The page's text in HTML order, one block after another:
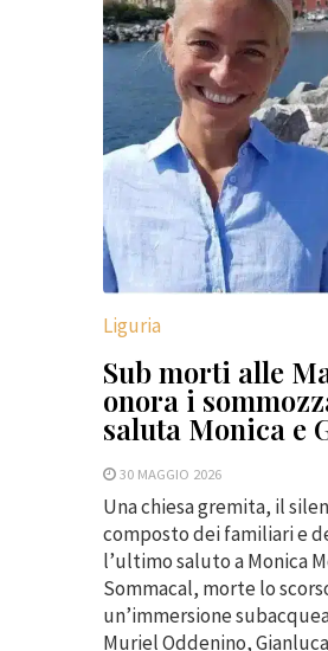
Liguria
Sub morti alle
onora i
saluta Monica e
30 MAGGIO 2026
Una chiesa gremita, il
composto dei familiari e
l’ultimo saluto a Monica
Sommacal, morte lo
un’immersione
Muriel Oddenino,